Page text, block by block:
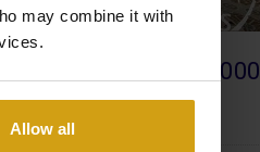
may combine it with
Allow all
€ 155.000